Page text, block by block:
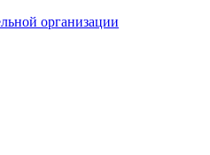
организации